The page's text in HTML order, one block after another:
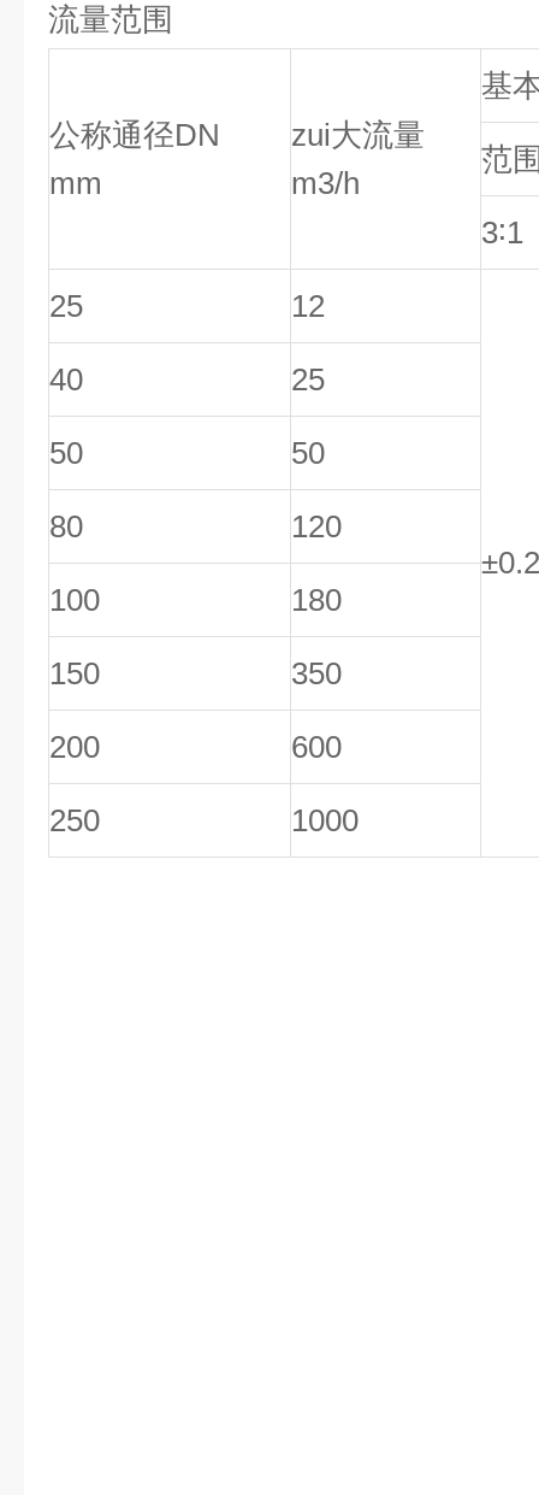
流量范围
公称通径DN
mm
zui大流量
m3/h
基
范
3∶1
25 12
40 25
50 50
80 120
100 180
150 350
200 600
250 1000